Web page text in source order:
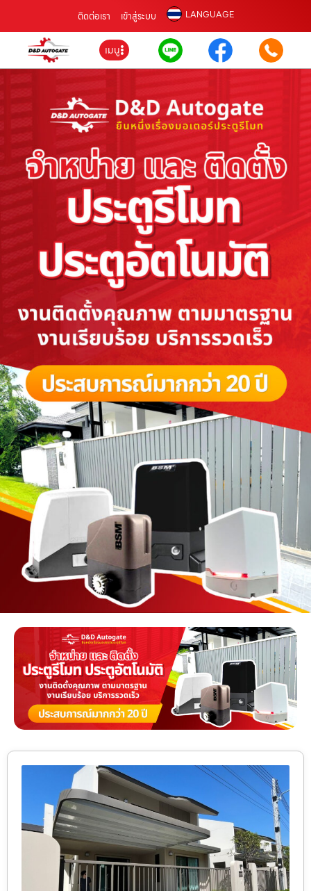
ติดต่อเรา เข้าสู่ระบบ LANGUAGE
เมนู